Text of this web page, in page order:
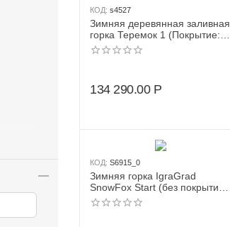
КОД: s4527
Зимняя деревянная заливная
горка Теремок 1 (Покрытие:
грунт пропитка цвет каштан)
134 290.00 Р
КОД: S6915_0
Зимняя горка IgraGrad
SnowFox Start (без покрытия),
скат 4 м